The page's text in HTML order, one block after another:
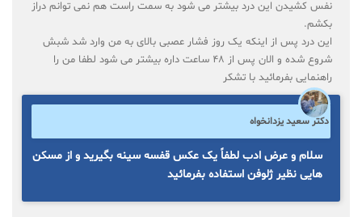
نفس کشیدن این درد بیشتر می شود به سمت راست هم نمی توانم دراز
بکشم.
این درد پس از اینکه یک روز فشار عصبی بالای به من وارد شد شبش
شروع شده و الان پس از ۴۸ ساعت داره بیشتر می شود لطفا من را
راهنمایی بفرمائید با تشکر
دکتر سعید یزدانخواه
سلام و عرض ادب لطفاً یک عکس قفسه سینه بگیرید و از مسکن
هایی نظیر ژلوفن استفاده بفرمائید